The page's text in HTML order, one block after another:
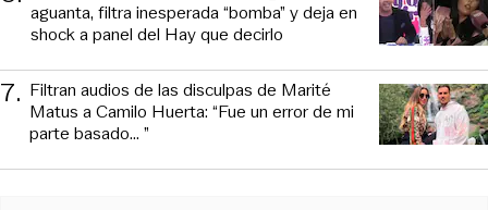
aguanta, filtra inesperada “bomba” y deja en
shock a panel del Hay que decirlo
7. Filtran audios de las disculpas de Marité
Matus a Camilo Huerta: “Fue un error de mi
parte basado... ”